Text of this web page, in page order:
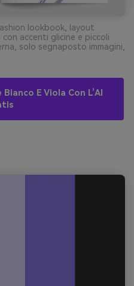
lookbook, layout
accenti glicine e piccoli
solo segnaposto immagini,
E Viola Con L’AI